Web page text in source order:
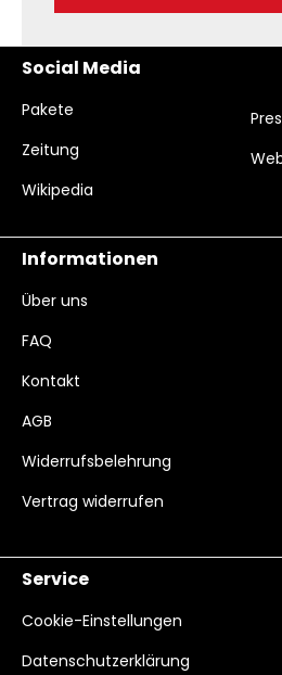
Social Media
Pakete
Zeitung
Wikipedia
Informationen
Über uns
FAQ
Kontakt
AGB
Widerrufsbelehrung
Vertrag widerrufen
Service
Cookie-Einstellungen
Datenschutzerklärung